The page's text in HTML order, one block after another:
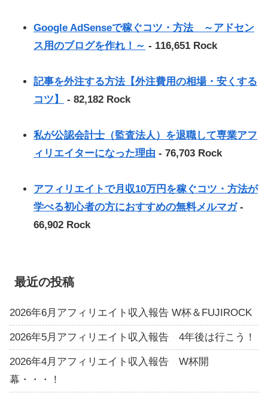
Google AdSenseで稼ぐコツ・方法 ～アドセン
ス用のブログを作れ！～ - 116,651 Rock
記事を外注する方法【外注費用の相場・安くする
コツ】
- 82,182 Rock
私が公認会計士（監査法人）を退職して専業アフ
ィリエイターになった理由 - 76,703 Rock
アフィリエイトで月収10万円を稼ぐコツ・方法が
学べる初心者の方におすすめの無料メルマガ-
66,902 Rock
最近の投稿
2026年6月アフィリエイト収入報告 W杯＆FUJIROCK
2026年5月アフィリエイト収入報告 4年後は行こう！
2026年4月アフィリエイト収入報告 W杯開
幕・・・！